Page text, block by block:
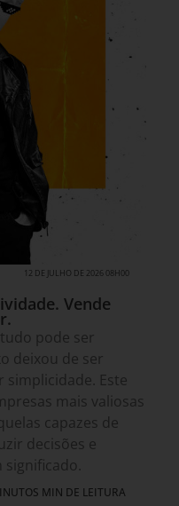
12 DE JULHO DE 2026 08H00
Vende
pode ser
deixou de ser
simplicidade. Este
mais valiosas
capazes de
decisões e
MIN DE LEITURA